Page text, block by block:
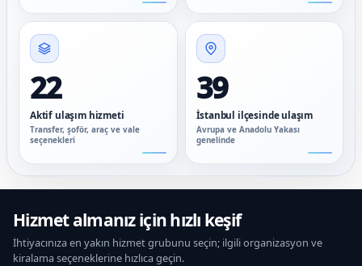
22
Aktif ulaşım hizmeti
Transfer, şoför, araç ve vale
seçenekleri
39
İstanbul ilçesinde ulaşım
Avrupa ve Anadolu Yakası
genelinde
Hizmet almanız için hızlı keşif
İhtiyacınıza en yakın hizmet grubunu seçin; ilgili organizasyon ve
kiralama seçeneklerine hızlıca geçin.